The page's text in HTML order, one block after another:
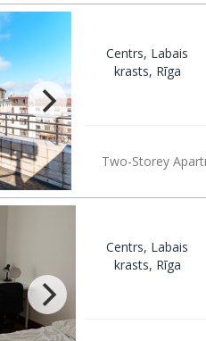
Centrs, Labais
krasts, Rīga
Two-Storey
Centrs, Labais
krasts, Rīga